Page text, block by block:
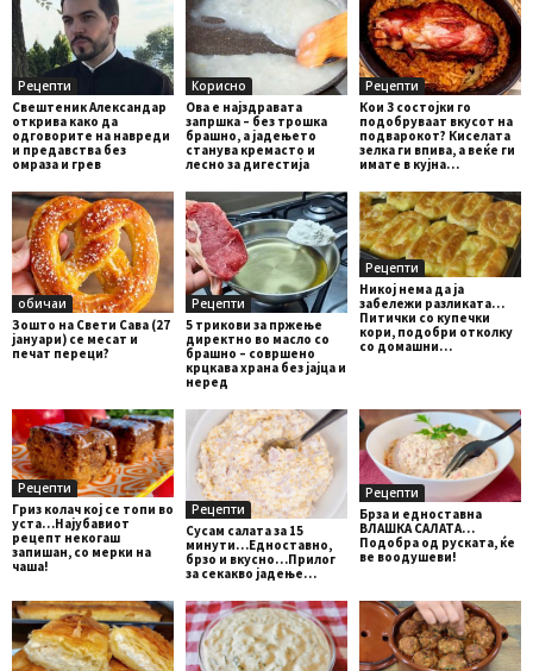
Рецепти
Свештеник Александар
открива како да
одговорите на навреди
и предавства без
омраза и грев
Корисно
Ова е најздравата
запршка – без трошка
брашно, а јадењето
станува кремасто и
лесно за дигестија
Рецепти
Кои 3 состојки го
подобруваат вкусот на
подварокот? Киселата
зелка ги впива, а веќе ги
имате в кујна…
обичаи
Зошто на Свети Сава (27
јануари) се месат и
печат переци?
Рецепти
5 трикови за пржење
директно во масло со
брашно – совршено
крцкава храна без јајца и
неред
Рецепти
Никој нема да ја
забележи разликата…
Питички со купечки
кори, подобри отколку
со домашни…
Рецепти
Гриз колач кој се топи во
уста…Најубавиот
рецепт некогаш
запишан, со мерки на
чаша!
Рецепти
Сусам салата за 15
минути…Едноставно,
брзо и вкусно…Прилог
за секакво јадење…
Рецепти
Брза и едноставна
ВЛАШКА САЛАТА…
Подобра од руската, ќе
ве воодушеви!